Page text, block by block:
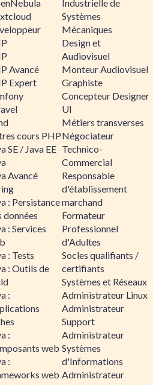
Avancé
Expert
cours PHP
SE / Java EE
Avancé
: Persistance
données
: Services
: Tests
: Outils de
:
:
web
:
web
Industrielle de
Systèmes
Mécaniques
Design et
Audiovisuel
Monteur Audiovisuel
Graphiste
Concepteur Designer
UI
Métiers transverses
Négociateur
Technico-
Commercial
Responsable
d'établissement
marchand
Formateur
Professionnel
d'Adultes
Socles qualifiants /
certifiants
Systèmes et Réseaux
Administrateur Linux
Administrateur
Support
Administrateur
Systèmes
d'Informations
Administrateur